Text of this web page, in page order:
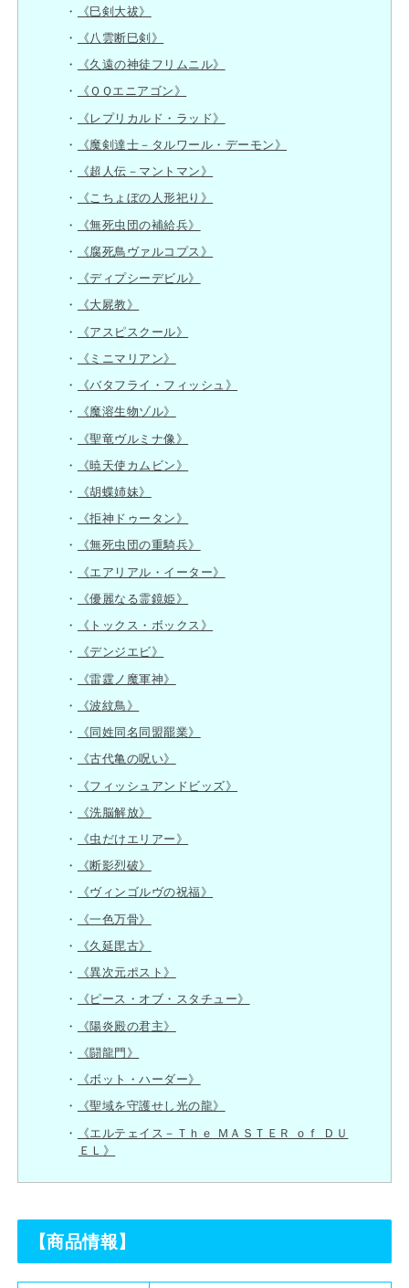
《巳剣大祓》
《八雲断巳剣》
《久遠の神徒フリムニル》
《ＱＱエニアゴン》
《レプリカルド・ラッド》
《魔剣達士－タルワール・デーモン》
《超人伝－マントマン》
《こちょぼの人形祀り》
《無死虫団の補給兵》
《腐死鳥ヴァルコプス》
《ディプシーデビル》
《大屍教》
《アスピスクール》
《ミニマリアン》
《バタフライ・フィッシュ》
《魔溶生物ゾル》
《聖竜ヴルミナ像》
《暁天使カムビン》
《胡蝶姉妹》
《拒神ドゥータン》
《無死虫団の重騎兵》
《エアリアル・イーター》
《優麗なる霊鏡姫》
《トックス・ボックス》
《デンジエビ》
《雷霆ノ魔軍神》
《波紋鳥》
《同姓同名同盟罷業》
《古代亀の呪い》
《フィッシュアンドビッズ》
《洗脳解放》
《虫だけエリアー》
《断影烈破》
《ヴィンゴルヴの祝福》
《一色万骨》
《久延毘古》
《異次元ポスト》
《ピース・オブ・スタチュー》
《陽炎殿の君主》
《闘龍門》
《ボット・ハーダー》
《聖域を守護せし光の龍》
《エルテェイス－Ｔｈｅ ＭＡＳＴＥＲ ｏｆ ＤＵ
ＥＬ》
【商品情報】